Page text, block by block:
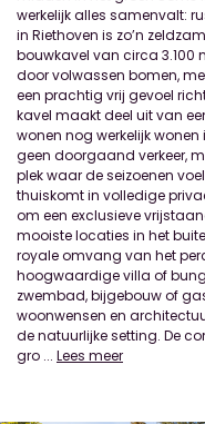
werkelijk alles samenvalt:
in Riethoven is zo’n
bouwkavel van circa 3.100
door volwassen bomen,
een prachtig vrij gevoel
kavel maakt deel uit van
wonen nog werkelijk
geen doorgaand verkeer,
plek waar de seizoenen
thuiskomt in volledige
om een exclusieve
mooiste locaties in het
royale omvang van het
hoogwaardige villa of
zwembad, bijgebouw of
woonwensen en
de natuurlijke setting. De
gro ... Lees meer